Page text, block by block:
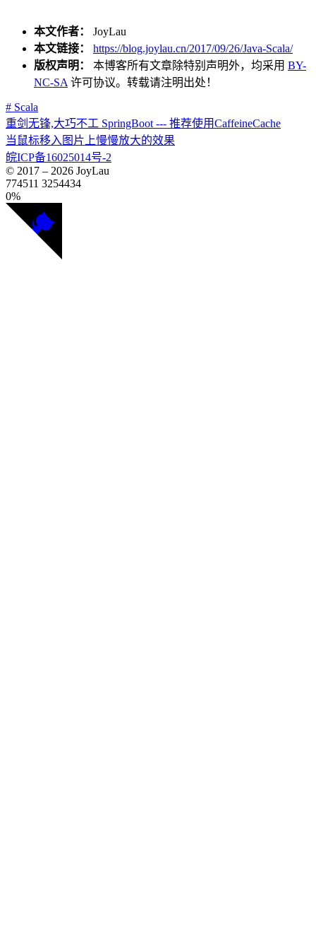
本文作者： JoyLau
本文链接：
https://blog.joylau.cn/2017/09/26/Java-Scala/
版权声明： 本博客所有文章除特别声明外，均采用 BY-
NC-SA 许可协议。转载请注明出处！
# Scala
重剑无锋,大巧不工 SpringBoot --- 推荐使用CaffeineCache
当鼠标移入图片上慢慢放大的效果
皖ICP备16025014号-2
© 2017 – 2026 JoyLau
774511 3254434
0%